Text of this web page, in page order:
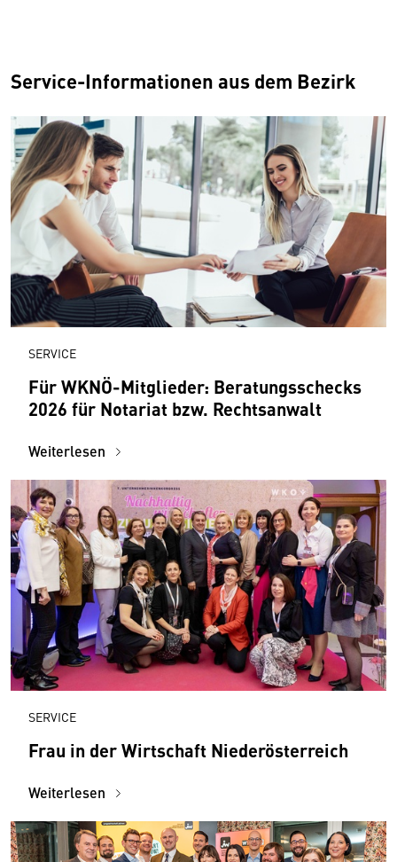
Service-Informationen aus dem Bezirk
SERVICE
Für WKNÖ-Mitglieder: Beratungsschecks
2026 für Notariat bzw. Rechtsanwalt
Weiterlesen
SERVICE
Frau in der Wirtschaft Niederösterreich
Weiterlesen